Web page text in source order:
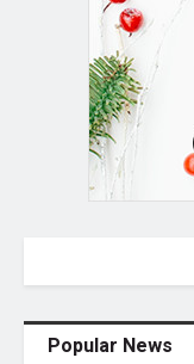
Popular News